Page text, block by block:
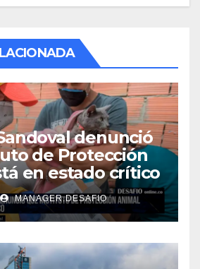
denunció
de Protección
en estado crítico
MANAGER.DESAFIO